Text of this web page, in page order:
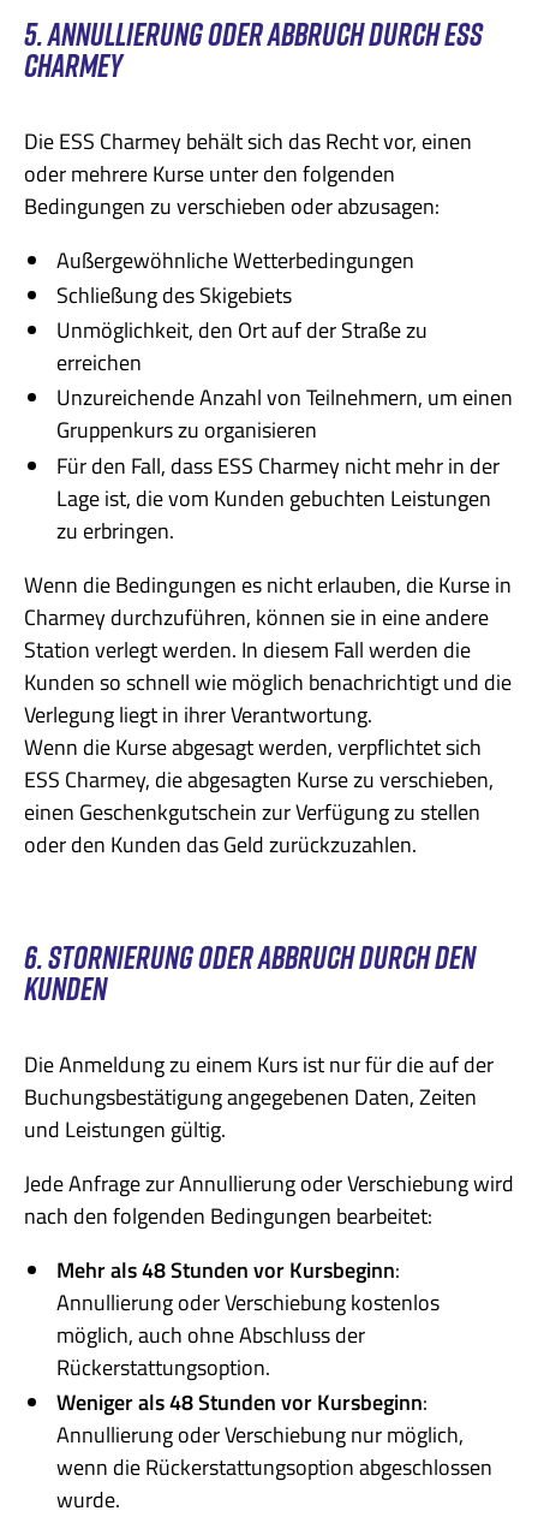
5. ANNULLIERUNG ODER ABBRUCH DURCH ESS
CHARMEY
Die ESS Charmey behält sich das Recht vor, einen
oder mehrere Kurse unter den folgenden
Bedingungen zu verschieben oder abzusagen:
Außergewöhnliche Wetterbedingungen
Schließung des Skigebiets
Unmöglichkeit, den Ort auf der Straße zu
erreichen
Unzureichende Anzahl von Teilnehmern, um einen
Gruppenkurs zu organisieren
Für den Fall, dass ESS Charmey nicht mehr in der
Lage ist, die vom Kunden gebuchten Leistungen
zu erbringen.
Wenn die Bedingungen es nicht erlauben, die Kurse in
Charmey durchzuführen, können sie in eine andere
Station verlegt werden. In diesem Fall werden die
Kunden so schnell wie möglich benachrichtigt und die
Verlegung liegt in ihrer Verantwortung.
Wenn die Kurse abgesagt werden, verpflichtet sich
ESS Charmey, die abgesagten Kurse zu verschieben,
einen Geschenkgutschein zur Verfügung zu stellen
oder den Kunden das Geld zurückzuzahlen.
6. STORNIERUNG ODER ABBRUCH DURCH DEN
KUNDEN
Die Anmeldung zu einem Kurs ist nur für die auf der
Buchungsbestätigung angegebenen Daten, Zeiten
und Leistungen gültig.
Jede Anfrage zur Annullierung oder Verschiebung wird
nach den folgenden Bedingungen bearbeitet:
Mehr als 48 Stunden vor Kursbeginn:
Annullierung oder Verschiebung kostenlos
möglich, auch ohne Abschluss der
Rückerstattungsoption.
Weniger als 48 Stunden vor Kursbeginn:
Annullierung oder Verschiebung nur möglich,
wenn die Rückerstattungsoption abgeschlossen
wurde.